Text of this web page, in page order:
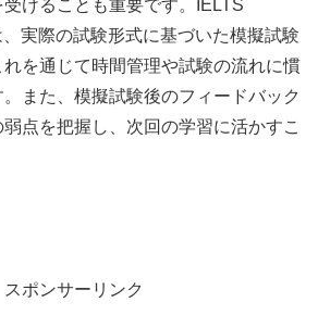
けることも重要です。IELTS
実際の試験形式に基づいた模擬試験
を通じて時間管理や試験の流れに慣
また、模擬試験後のフィードバック
点を把握し、次回の学習に活かすこ
スポンサーリンク